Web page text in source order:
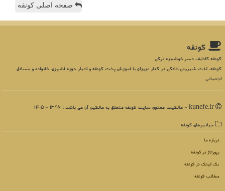
صفحه اصلی کونفه
كونفه
کونفه کادایف دسر خوشمزه ترکی
کونفه، لذت شیرینی خانگی در کنار عزیزان با آموزش پخت کونفه و اخبار حوزه آشپزی، خانواده و مسائل
اجتماعی
میانبرهای كونفه
درباره ما
رپورتاژ در كونفه
بک لینک در كونفه
مطالب كونفه